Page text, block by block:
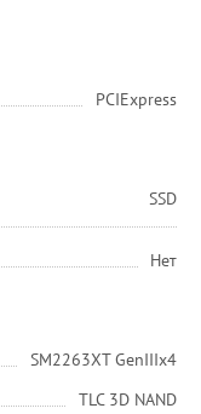
PCIExpress
SSD
Нет
SM2263XT GenIIIx4
TLC 3D NAND